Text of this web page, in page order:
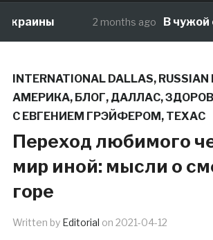
2 months ago В чужой огород
INTERNATIONAL DALLAS,
АМЕРИКА, БЛОГ, ДАЛЛАС,
С ЕВГЕНИЕМ ГРЭЙФЕРОМ , ТЕХАС
Переход любимого
мир иной: мысли о
горе
Written by Editorial on 2021-04-12